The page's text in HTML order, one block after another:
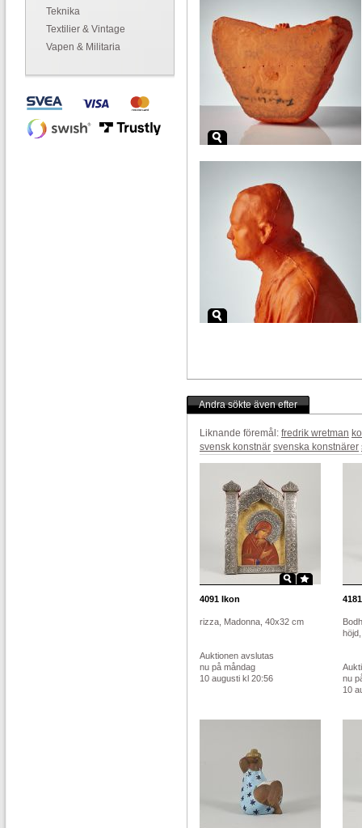
Teknika
Textilier & Vintage
Vapen & Militaria
Andra sökte även efter
Liknande föremål: fredrik wretman
svensk konstnär svenska konstnärer
4091 Ikon
rizza, Madonna, 40x32 cm
Auktionen avslutas
nu på måndag
10 augusti kl 20:56
4181
nu
10